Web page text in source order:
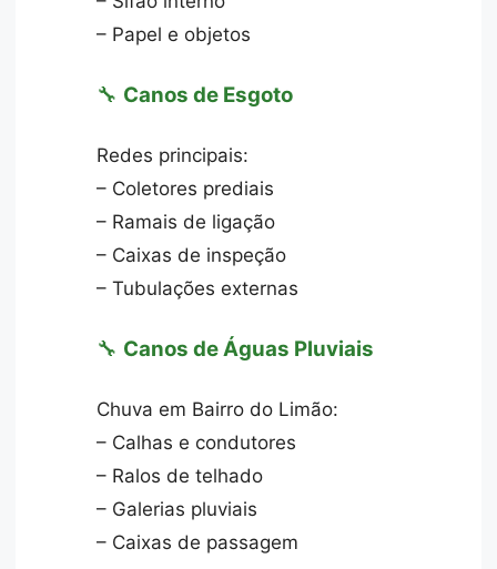
– Papel e objetos
🔧 Canos de Esgoto
Redes principais:
– Coletores prediais
– Ramais de ligação
– Caixas de inspeção
– Tubulações externas
🔧 Canos de Águas Pluviais
Chuva em Bairro do Limão:
– Calhas e condutores
– Ralos de telhado
– Galerias pluviais
– Caixas de passagem